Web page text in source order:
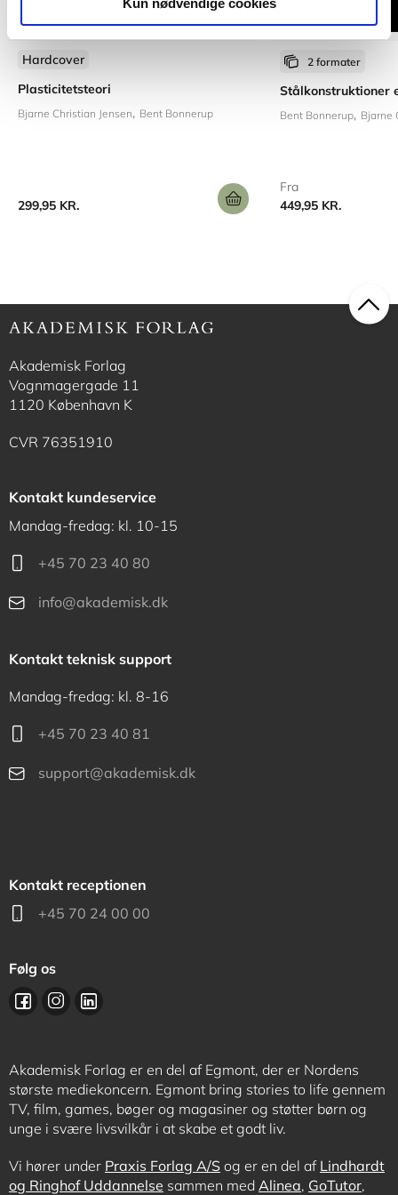
Hardcover
Plasticitetsteori
Bjarne Christian Jensen Bent Bonnerup
299,95 KR.
2 formater
Stålkonstruktioner
Bent Bonnerup Bjarne
Fra
449,95 KR.
Akademisk Forlag
Vognmagergade 11
1120 København K
CVR 76351910
Kontakt kundeservice
Mandag-fredag: kl. 10-15
+45 70 23 40 80
info@akademisk.dk
Kontakt teknisk support
Mandag-fredag: kl. 8-16
+45 70 23 40 81
support@akademisk.dk
Kontakt receptionen
+45 70 24 00 00
Følg os
Akademisk Forlag er en del af Egmont, der er Nordens
største mediekoncern. Egmont bring stories to life gennem
TV, film, games, bøger og magasiner og støtter børn og
unge i svære livsvilkår i at skabe et godt liv.
Vi hører under Praxis Forlag A/S og er en del af Lindhardt
og Ringhof Uddannelse sammen med Alinea, GoTutor,